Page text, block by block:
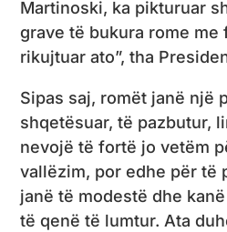
Martinoski, ka pikturuar
grave të bukura rome me
rikujtuar ato”, tha
Sipas saj, romët janë një
shqetësuar, të pazbutur,
nevojë të fortë jo vetëm
vallëzim, por edhe për të
janë të modestë dhe
të qenë të lumtur. Ata